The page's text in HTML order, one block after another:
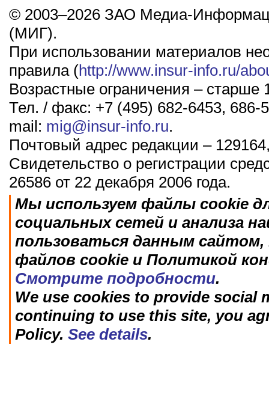
© 2003–2026 ЗАО Медиа-
(МИГ).
При использовании материалов
правила (http://www.insur-info.ru/
Возрастные ограничения – старше
Тел. / факс: +7 (495) 682-6453, 686-
mail: mig@insur-info.ru.
Почтовый адрес редакции –
Свидетельство о регистрации
26586 от 22 декабря 2006 года.
Мы используем файлы cookie
социальных сетей и анализа
пользоваться данным
файлов cookie и Политикой
Смотрите подробности.
We use cookies to provide social
continuing to use this site, you
Policy. See details.